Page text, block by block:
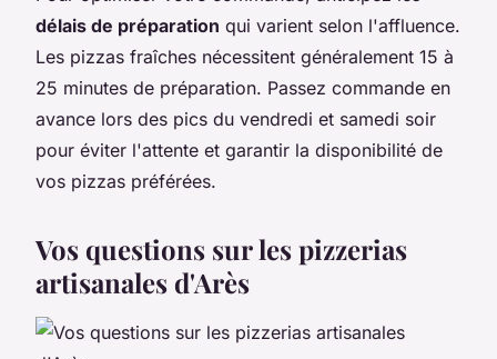
délais de préparation qui varient selon l'affluence.
Les pizzas fraîches nécessitent généralement 15 à
25 minutes de préparation. Passez commande en
avance lors des pics du vendredi et samedi soir
pour éviter l'attente et garantir la disponibilité de
vos pizzas préférées.
Vos questions sur les pizzerias
artisanales d'Arès